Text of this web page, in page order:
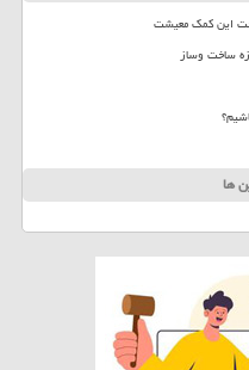
این کمک معیشت
ها